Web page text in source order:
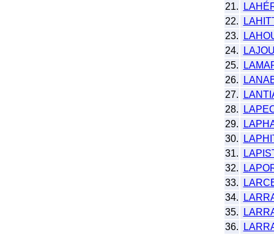
21.
22.
23.
24.
25.
26.
27.
28.
29.
30.
31.
32.
33.
34.
35.
36.